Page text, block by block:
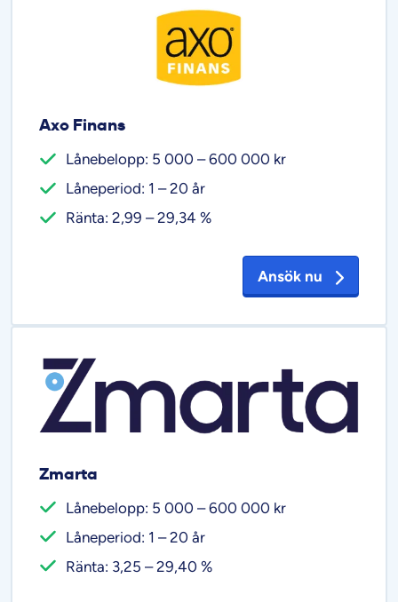
Axo Finans
Lånebelopp: 5 000 – 600 000 kr
Låneperiod: 1 – 20 år
Ränta: 2,99 – 29,34 %
Ansök nu
Zmarta
Lånebelopp: 5 000 – 600 000 kr
Låneperiod: 1 – 20 år
Ränta: 3,25 – 29,40 %